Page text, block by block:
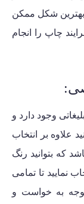
بهترین شکل ممکن
چاپ را انجام
وجود دارد و
علاوه بر انتخاب
که بتوانید رنگ
نمایید تا تمامی
توجه به خواست و